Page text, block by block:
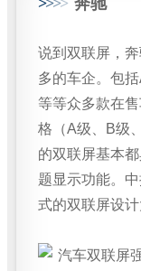
>>>> 奔驰
说到双联屏，
多的车企。包
等等众多款在
格（A级、B级
的双联屏基本
题显示功能。
式的双联屏设计